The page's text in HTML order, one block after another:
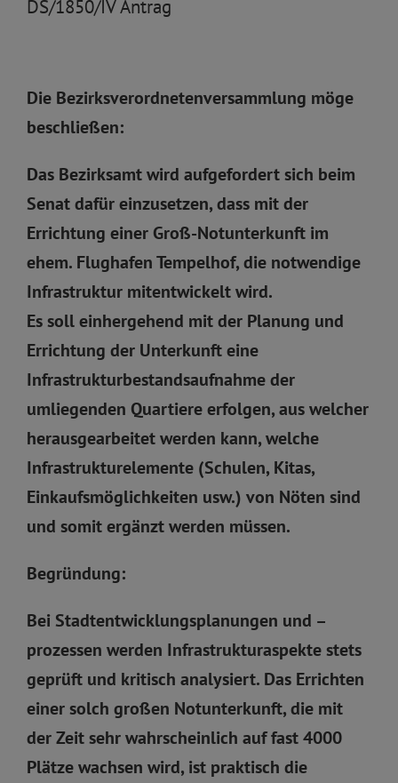
DS/1850/IV Antrag
Die Bezirksverordnetenversammlung möge
beschließen:
Das Bezirksamt wird aufgefordert sich beim
Senat dafür einzusetzen, dass mit der
Errichtung einer Groß-Notunterkunft im
ehem. Flughafen Tempelhof, die notwendige
Infrastruktur mitentwickelt wird.
Es soll einhergehend mit der Planung und
Errichtung der Unterkunft eine
Infrastrukturbestandsaufnahme der
umliegenden Quartiere erfolgen, aus welcher
herausgearbeitet werden kann, welche
Infrastrukturelemente (Schulen, Kitas,
Einkaufsmöglichkeiten usw.) von Nöten sind
und somit ergänzt werden müssen.
Begründung:
Bei Stadtentwicklungsplanungen und –
prozessen werden Infrastrukturaspekte stets
geprüft und kritisch analysiert. Das Errichten
einer solch großen Notunterkunft, die mit
der Zeit sehr wahrscheinlich auf fast 4000
Plätze wachsen wird, ist praktisch die